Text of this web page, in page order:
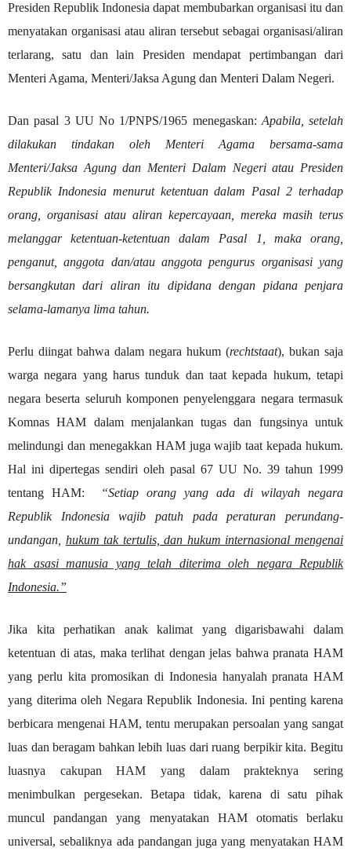
Presiden Republik Indonesia dapat membubarkan organisasi itu dan
menyatakan organisasi atau aliran tersebut sebagai organisasi/aliran
terlarang, satu dan lain Presiden mendapat pertimbangan dari
Menteri Agama, Menteri/Jaksa Agung dan Menteri Dalam Negeri.
Dan pasal 3 UU No 1/PNPS/1965 menegaskan: Apabila, setelah
dilakukan tindakan oleh Menteri Agama bersama-sama
Menteri/Jaksa Agung dan Menteri Dalam Negeri atau Presiden
Republik Indonesia menurut ketentuan dalam Pasal 2 terhadap
orang, organisasi atau aliran kepercayaan, mereka masih terus
melanggar ketentuan-ketentuan dalam Pasal 1, maka orang,
penganut, anggota dan/atau anggota pengurus organisasi yang
bersangkutan dari aliran itu dipidana dengan pidana penjara
selama-lamanya lima tahun.
Perlu diingat bahwa dalam negara hukum (rechtstaat), bukan saja
warga negara yang harus tunduk dan taat kepada hukum, tetapi
negara beserta seluruh komponen penyelenggara negara termasuk
Komnas HAM dalam menjalankan tugas dan fungsinya untuk
melindungi dan menegakkan HAM juga wajib taat kepada hukum.
Hal ini dipertegas sendiri oleh pasal 67 UU No. 39 tahun 1999
tentang HAM:
“Setiap orang yang ada di wilayah negara
Republik Indonesia wajib patuh pada peraturan perundang-
undangan, hukum tak tertulis, dan hukum internasional mengenai
hak asasi manusia yang telah diterima oleh negara Republik
Indonesia.”
Jika kita perhatikan anak kalimat yang digarisbawahi dalam
ketentuan di atas, maka terlihat dengan jelas bahwa pranata HAM
yang perlu kita promosikan di Indonesia hanyalah pranata HAM
yang diterima oleh Negara Republik Indonesia. Ini penting karena
berbicara mengenai HAM, tentu merupakan persoalan yang sangat
luas dan beragam bahkan lebih luas dari ruang berpikir kita. Begitu
luasnya cakupan HAM yang dalam prakteknya sering
menimbulkan pergesekan. Betapa tidak, karena di satu pihak
muncul pandangan yang menyatakan HAM otomatis berlaku
universal, sebaliknya ada pandangan juga yang menyatakan HAM